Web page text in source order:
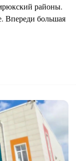
районы.
Впереди большая